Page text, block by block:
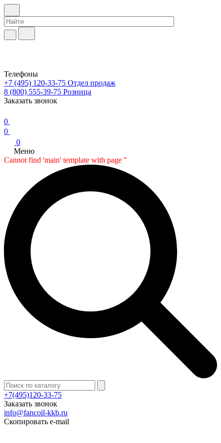
Телефоны
+7 (495) 120-33-75 Отдел продаж
8 (800) 555-39-75 Розница
Заказать звонок
0
0
0
Меню
Cannot find 'main' template with page ''
+7(495)120-33-75
Заказать звонок
info@fancoil-kkb.ru
Скопировать e-mail